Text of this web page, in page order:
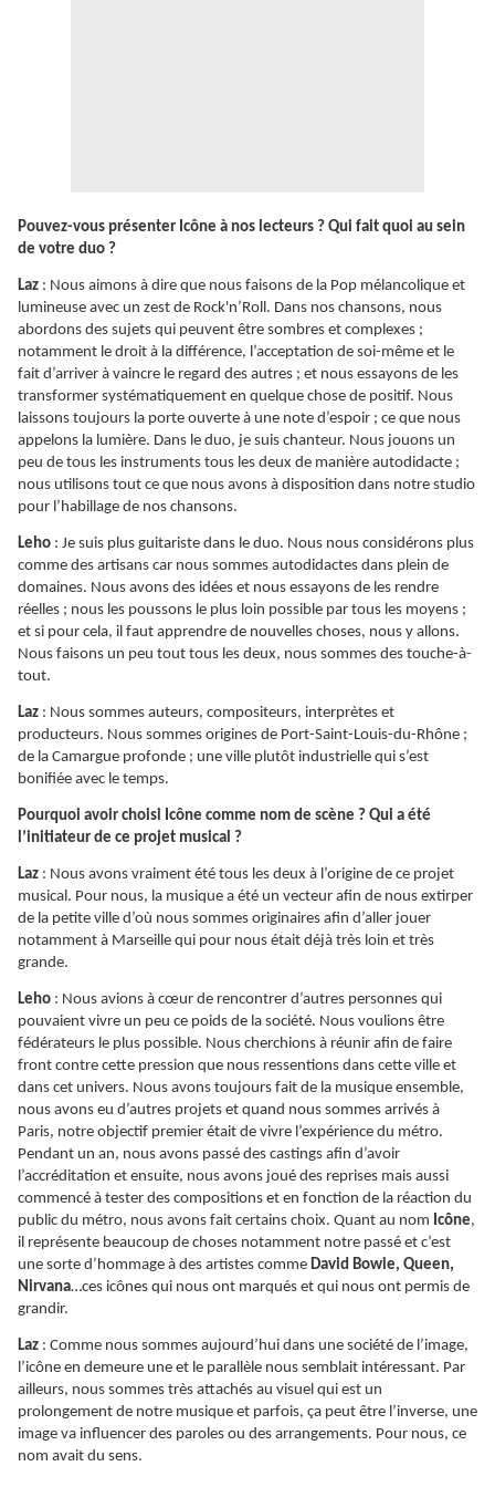
Pouvez-vous présenter Icône à nos lecteurs ? Qui fait quoi au sein
de votre duo ?
Laz : Nous aimons à dire que nous faisons de la Pop mélancolique et
lumineuse avec un zest de Rock'n’Roll. Dans nos chansons, nous
abordons des sujets qui peuvent être sombres et complexes ;
notamment le droit à la différence, l’acceptation de soi-même et le
fait d’arriver à vaincre le regard des autres ; et nous essayons de les
transformer systématiquement en quelque chose de positif. Nous
laissons toujours la porte ouverte à une note d’espoir ; ce que nous
appelons la lumière. Dans le duo, je suis chanteur. Nous jouons un
peu de tous les instruments tous les deux de manière autodidacte ;
nous utilisons tout ce que nous avons à disposition dans notre studio
pour l’habillage de nos chansons.
Leho : Je suis plus guitariste dans le duo. Nous nous considérons plus
comme des artisans car nous sommes autodidactes dans plein de
domaines. Nous avons des idées et nous essayons de les rendre
réelles ; nous les poussons le plus loin possible par tous les moyens ;
et si pour cela, il faut apprendre de nouvelles choses, nous y allons.
Nous faisons un peu tout tous les deux, nous sommes des touche-à-
tout.
Laz : Nous sommes auteurs, compositeurs, interprètes et
producteurs. Nous sommes origines de Port-Saint-Louis-du-Rhône ;
de la Camargue profonde ; une ville plutôt industrielle qui s’est
bonifiée avec le temps.
Pourquoi avoir choisi Icône comme nom de scène ? Qui a été
l’initiateur de ce projet musical ?
Laz : Nous avons vraiment été tous les deux à l’origine de ce projet
musical. Pour nous, la musique a été un vecteur afin de nous extirper
de la petite ville d’où nous sommes originaires afin d’aller jouer
notamment à Marseille qui pour nous était déjà très loin et très
grande.
Leho : Nous avions à cœur de rencontrer d’autres personnes qui
pouvaient vivre un peu ce poids de la société. Nous voulions être
fédérateurs le plus possible. Nous cherchions à réunir afin de faire
front contre cette pression que nous ressentions dans cette ville et
dans cet univers. Nous avons toujours fait de la musique ensemble,
nous avons eu d’autres projets et quand nous sommes arrivés à
Paris, notre objectif premier était de vivre l’expérience du métro.
Pendant un an, nous avons passé des castings afin d’avoir
l’accréditation et ensuite, nous avons joué des reprises mais aussi
commencé à tester des compositions et en fonction de la réaction du
public du métro, nous avons fait certains choix. Quant au nom Icône,
il représente beaucoup de choses notamment notre passé et c’est
une sorte d’hommage à des artistes comme David Bowie, Queen,
Nirvana…ces icônes qui nous ont marqués et qui nous ont permis de
grandir.
Laz : Comme nous sommes aujourd’hui dans une société de l’image,
l’icône en demeure une et le parallèle nous semblait intéressant. Par
ailleurs, nous sommes très attachés au visuel qui est un
prolongement de notre musique et parfois, ça peut être l’inverse, une
image va influencer des paroles ou des arrangements. Pour nous, ce
nom avait du sens.